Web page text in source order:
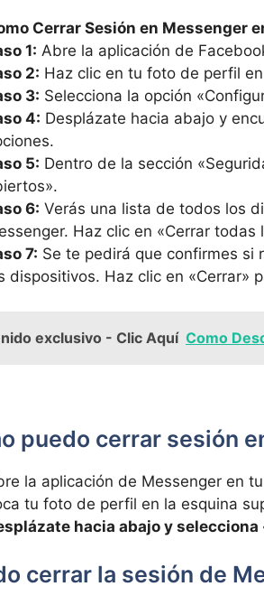
Cerrar Sesión en Messenger
1: Abre la aplicación de
2: Haz clic en tu foto de perfil
3: Selecciona la opción
4: Desplázate hacia abajo y
5: Dentro de la sección
6: Verás una lista de todos los
Haz clic en «Cerrar todas
7: Se te pedirá que confirmes si
dispositivos. Haz clic en «Cerrar»
exclusivo - Clic Aquí Como
puedo cerrar sesión
la aplicación de Messenger en
tu foto de perfil en la esquina
hacia abajo y
cerrar la sesión de